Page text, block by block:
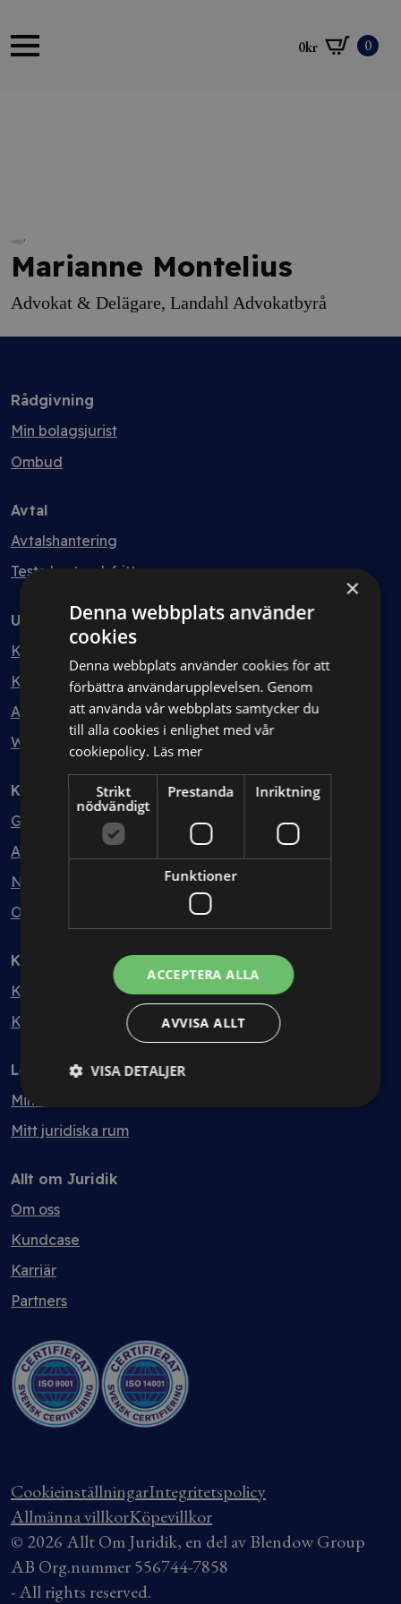
0kr 0
Marianne Montelius
Advokat & Delägare, Landahl Advokatbyrå
Rådgivning
Min bolagsjurist
Ombud
Avtal
Avtalshantering
Testa kostnadsfritt
Utbildning
Kurser
Kurspaket
Abonnemang
Webbinarium
Kunskapsbank
Guider
Avtalsmallar
Nyheter
Ordlista
Kontakt
Kontakt
Kvalitet & hållbarhet
Logga in
Mina sidor
Mitt juridiska rum
Allt om Juridik
Om oss
Kundcase
Karriär
Partners
CookieinställningarIntegritetspolicy
Allmänna villkorKöpevillkor
© 2026 Allt Om Juridik, en del av Blendow Group
AB Org.nummer 556744-7858
- All rights reserved.
×
Denna webbplats använder
cookies
Denna webbplats använder cookies för att
förbättra användarupplevelsen. Genom
att använda vår webbplats samtycker du
till alla cookies i enlighet med vår
cookiepolicy. Läs mer
Strikt
nödvändigt
Prestanda Inriktning
Funktioner
ACCEPTERA ALLA
AVVISA ALLT
VISA DETALJER